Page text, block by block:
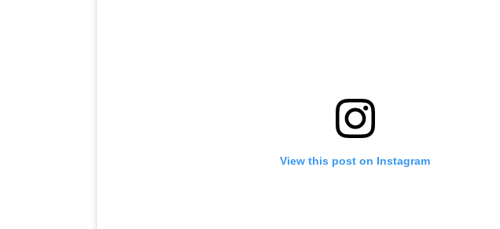
View this post on Instagram